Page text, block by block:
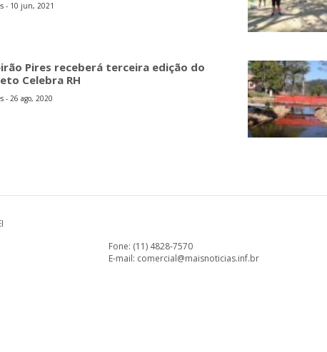
- 10 jun, 2021
Pires receberá terceira edição do
Celebra RH
- 26 ago, 2020
Fone: (11) 4828-7570
E-mail: comercial@maisnoticias.inf.br